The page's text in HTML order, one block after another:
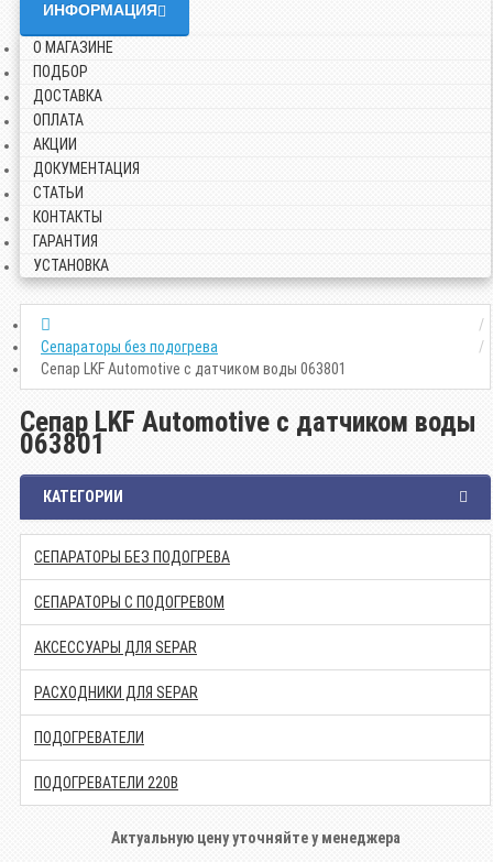
ИНФОРМАЦИЯ
О МАГАЗИНЕ
ПОДБОР
ДОСТАВКА
ОПЛАТА
АКЦИИ
ДОКУМЕНТАЦИЯ
СТАТЬИ
КОНТАКТЫ
ГАРАНТИЯ
УСТАНОВКА
Сепараторы без подогрева
Сепар LKF Automotive с датчиком воды 063801
Сепар LKF Automotive с датчиком воды
063801
КАТЕГОРИИ
СЕПАРАТОРЫ БЕЗ ПОДОГРЕВА
СЕПАРАТОРЫ С ПОДОГРЕВОМ
АКСЕССУАРЫ ДЛЯ SEPAR
РАСХОДНИКИ ДЛЯ SEPAR
ПОДОГРЕВАТЕЛИ
ПОДОГРЕВАТЕЛИ 220В
Актуальную цену уточняйте у менеджера